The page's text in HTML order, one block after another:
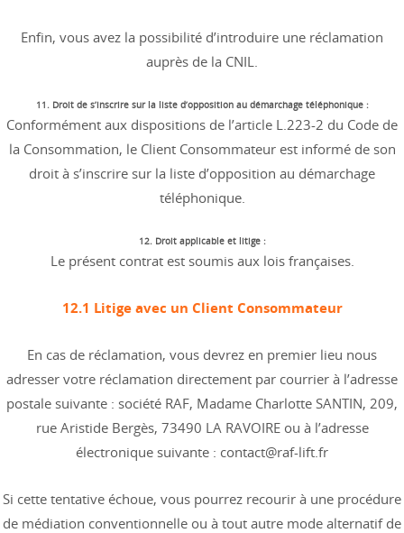
Enfin, vous avez la possibilité d’introduire une réclamation
auprès de la CNIL.
11. Droit de s’inscrire sur la liste d’opposition au démarchage téléphonique :
Conformément aux dispositions de l’article L.223-2 du Code de
la Consommation, le Client Consommateur est informé de son
droit à s’inscrire sur la liste d’opposition au démarchage
téléphonique.
12. Droit applicable et litige :
Le présent contrat est soumis aux lois françaises.
12.1 Litige avec un Client Consommateur
En cas de réclamation, vous devrez en premier lieu nous
adresser votre réclamation directement par courrier à l’adresse
postale suivante : société RAF, Madame Charlotte SANTIN, 209,
rue Aristide Bergès, 73490 LA RAVOIRE ou à l’adresse
électronique suivante : contact@raf-lift.fr
Si cette tentative échoue, vous pourrez recourir à une procédure
de médiation conventionnelle ou à tout autre mode alternatif de